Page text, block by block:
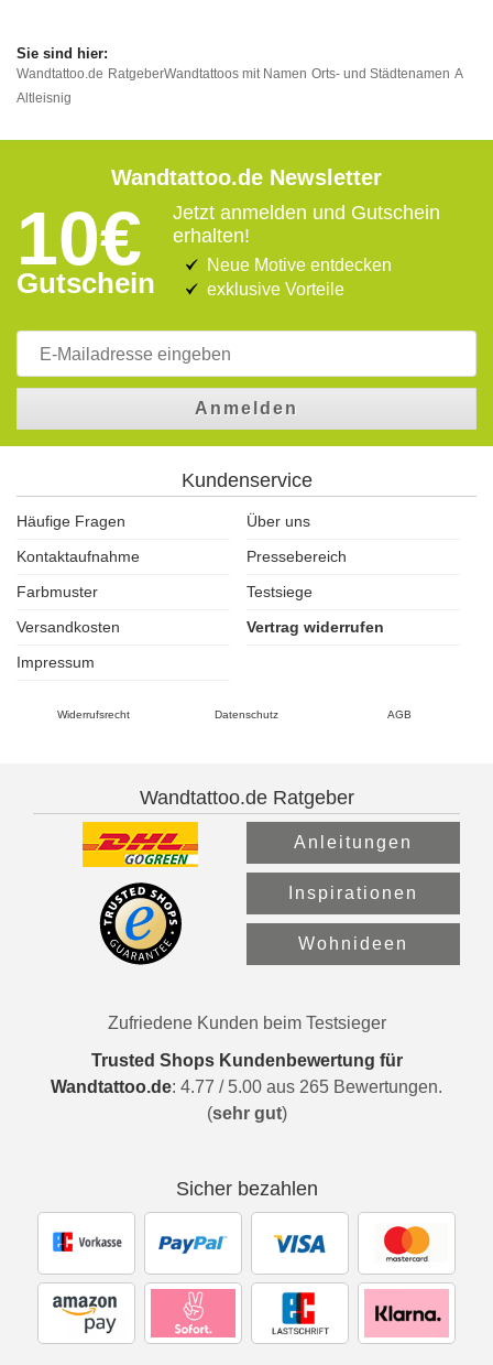
Wandtattoo.de RatgeberWandtattoos mit Namen Orts- und Städtenamen A
Altleisnig
Wandtattoo.de Newsletter
10€
Gutschein
Jetzt anmelden und Gutschein
erhalten!
Neue Motive entdecken
exklusive Vorteile
Anmelden
Kundenservice
Häufige Fragen
Über uns
Kontaktaufnahme
Pressebereich
Farbmuster
Testsiege
Versandkosten
Vertrag widerrufen
Impressum
Widerrufsrecht Datenschutz AGB
Wandtattoo.de Ratgeber
Anleitungen
Inspirationen
Wohnideen
Zufriedene Kunden beim Testsieger
Trusted Shops Kundenbewertung für
Wandtattoo.de: 4.77 / 5.00 aus 265 Bewertungen.
(sehr gut)
Sicher bezahlen